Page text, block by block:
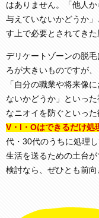
はありません。「他人
与えていないかどうか
す上で必要とされてきた
デリケートゾーンの脱
ろが大きいものですが
「自分の職業や将来像
ないかどうか」といっ
なニオイを防ぐといっ
V・I・Oはできるだけ処
代・30代のうちに処理
生活を送るための土台
検討なら、ぜひとも前向